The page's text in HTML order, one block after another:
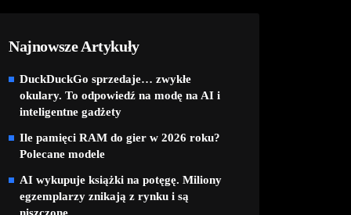
Najnowsze Artykuły
DuckDuckGo sprzedaje… zwykłe
okulary. To odpowiedź na modę na AI i
inteligentne gadżety
Ile pamięci RAM do gier w 2026 roku?
Polecane modele
AI wykupuje książki na potęgę. Miliony
egzemplarzy znikają z rynku i są